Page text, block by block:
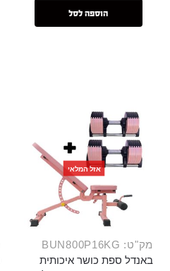
הוספה לסל
אזל המלאי
מק"ט: BUN800P16KG
באנדל ספת כושר איכותית